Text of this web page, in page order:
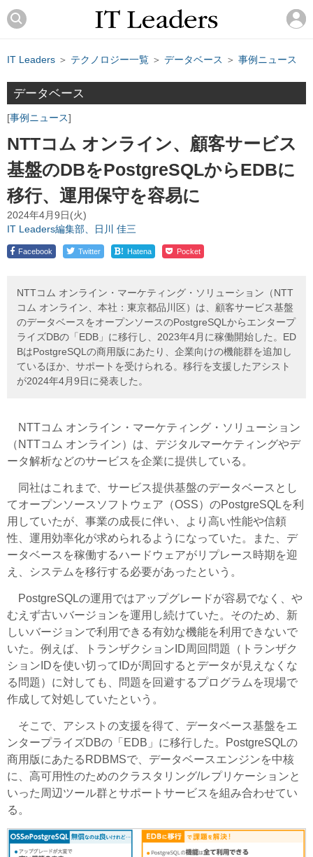
IT Leaders ＞ テクノロジー一覧 ＞ データベース ＞ 事例ニュース
データベース
事例ニュース
NTTコム オンライン、顧客サービス
基盤のDBをPostgreSQLからEDBに
移行、運用保守を容易に
2024年4月9日(火)
IT Leaders編集部、日川 佳三
Facebook Twitter ! Hatena Pocket
NTTコム オンライン・マーケティング・ソリューション（NTT
コム オンライン、本社：東京都品川区）は、顧客サービス基盤
のデータベースをオープンソースのPostgreSQLからエンタープ
ライズDBの「EDB」に移行し、2023年4月に稼働開始した。ED
BはPostgreSQLの商用版にあたり、企業向けの機能群を追加し
ているほか、サポートを受けられる。移行を支援したアシスト
が2024年4月9日に発表した。
NTTコム オンライン・マーケティング・ソリューション
（NTTコム オンライン）は、デジタルマーケティングやデ
ータ解析などのサービスを企業に提供している。
同社はこれまで、サービス提供基盤のデータベースとし
てオープンソースソフトウェア（OSS）のPostgreSQLを利
用していたが、事業の成長に伴い、より高い性能や信頼
性、運用効率化が求められるようになっていた。また、デ
ータベースを稼働するハードウェアがリプレース時期を迎
え、システムを移行する必要があったという。
PostgreSQLの運用ではアップグレードが容易でなく、や
むえず古いバージョンを運用し続けていた。そのため、新
しいバージョンで利用できる有効な機能を利用できないで
いた。例えば、トランザクションID周回問題（トランザク
ションIDを使い切ってIDが周回するとデータが見えなくな
る問題）に対しても、問題を回避するプログラムを現場で
作成して対処していたという。
そこで、アシストの支援を得て、データベース基盤をエ
ンタープライズDBの「EDB」に移行した。PostgreSQLの
商用版にあたるRDBMSで、データベースエンジンを中核
に、高可用性のためのクラスタリング/レプリケーションと
いった周辺ツール群とサポートサービスを組み合わせてい
る。